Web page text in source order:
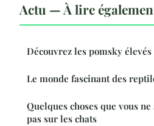
Actu — À lire
Découvrez les pomsky
Le monde fascinant des
Quelques choses que vous
pas sur les chats